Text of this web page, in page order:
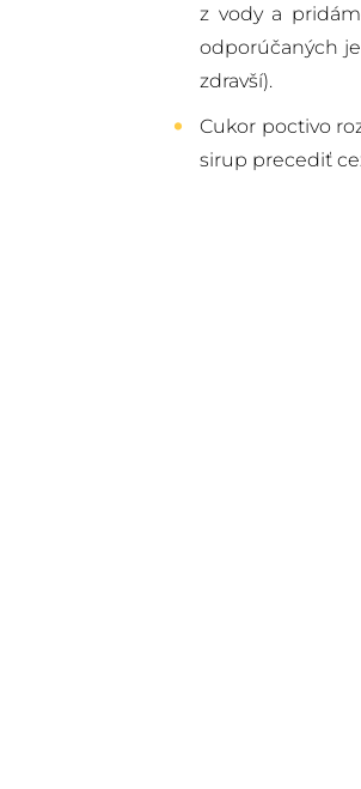
z vody a
odporúčaných
zdravší).
Cukor poctivo
sirup precediť